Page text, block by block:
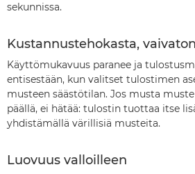
sekunnissa.
Kustannustehokasta,
Käyttömukavuus paranee ja
entisestään, kun valitset tulostimen
musteen säästötilan. Jos musta
päällä, ei hätää: tulostin tuottaa itse
yhdistämällä värillisiä musteita.
Luovuus valloilleen